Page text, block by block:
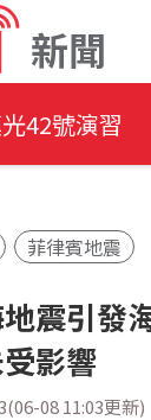
新聞
42號演習
菲律賓地震
震引發
影響
08 11:03更新)